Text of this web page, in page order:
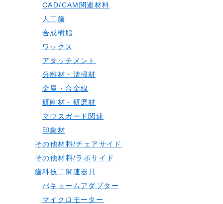
CAD/CAM関連材料
人工歯
合成樹脂
ワックス
アタッチメント
分離材・清掃材
金属・合金線
研削材・研磨材
マウスガード関連
印象材
その他材料/チェアサイド
その他材料/ラボサイド
歯科技工関連器具
バキュームアダプター
マイクロモーター